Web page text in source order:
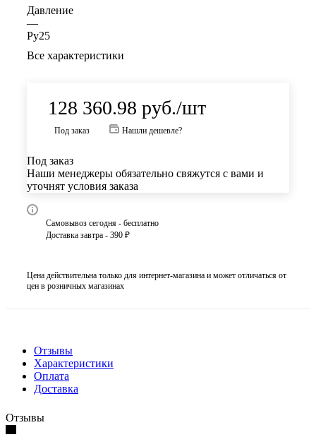
Давление
—
Ру25
Все характеристики
128 360.98 руб./шт
Под заказ Нашли дешевле?
Под заказ
Наши менеджеры обязательно свяжутся с вами и
уточнят условия заказа
Самовывоз сегодня - бесплатно
Доставка завтра - 390 ₽
Цена действительна только для интернет-магазина и может отличаться от
цен в розничных магазинах
Отзывы
Характеристики
Оплата
Доставка
Отзывы